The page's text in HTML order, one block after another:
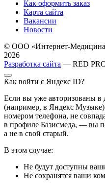
Как оформить заказ
Карта сайта
Вакансии
Новости
© ООО «Интернет-
2026
Разработка сайта — RED
Как войти с Яндекс ID?
Если вы уже авторизованы в
(например, в Яндекс
номером телефона, не
в профиле Базисмеда, — вы
а не в свой старый.
В этом случае:
Не будут доступны
Не сохранятся ваши